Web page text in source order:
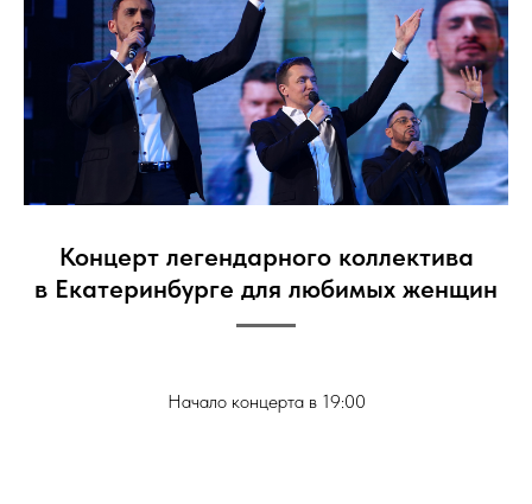
Концерт легендарного коллектива
в Екатеринбурге для любимых женщин
Начало концерта в 19:00